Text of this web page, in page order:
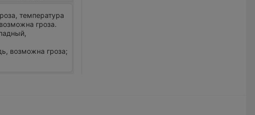
температура
гроза.
возможна гроза;